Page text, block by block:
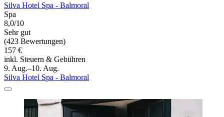
Silva Hotel Spa - Balmoral
Spa
8,0/10
Sehr gut
(423 Bewertungen)
157 €
inkl. Steuern & Gebühren
9. Aug.–10. Aug.
Silva Hotel Spa - Balmoral